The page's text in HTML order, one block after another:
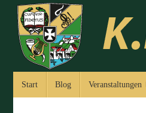
Inhalt
springen
Inhalt
Start Blog Veranstaltungen